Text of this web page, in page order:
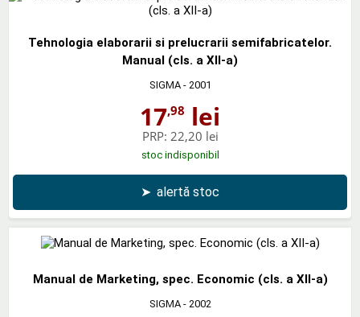
Tehnologia elaborarii si prelucrarii semifabricatelor.
Manual (cls. a XII-a)
SIGMA- 2001
17,98 lei
PRP: 22,20 lei
stoc indisponibil
➤ alertă stoc
Manual de Marketing, spec. Economic (cls. a XII-a)
SIGMA- 2002